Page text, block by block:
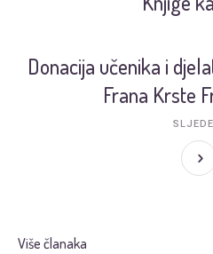
Donacija učenika i
Frana Krste
Više članaka